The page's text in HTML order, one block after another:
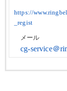
https://
_regist
メール
cg-service＠